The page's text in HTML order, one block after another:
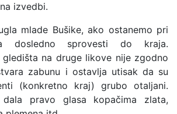
izvedbi.
mlade Bušike, ako ostanemo pri
dosledno sprovesti do kraja.
gledišta na druge likove nije zgodno
zabunu i ostavlja utisak da su
(konkretno kraj) grubo otaljani.
pravo glasa kopačima zlata,